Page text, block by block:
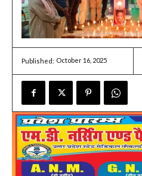
Published: October 16, 2025